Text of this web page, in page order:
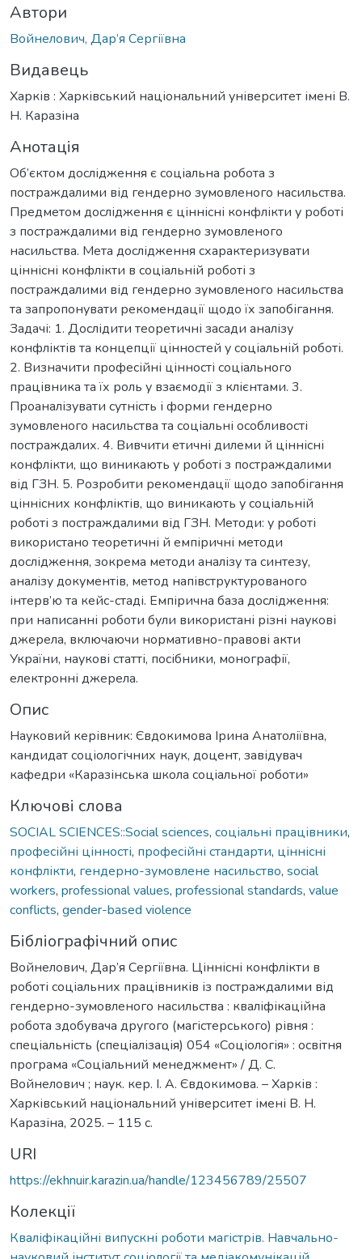
Автори
Войнелович, Дар’я Сергіївна
Видавець
Харків : Харківський національний університет імені В.
Н. Каразіна
Анотація
Об’єктом дослідження є соціальна робота з
постраждалими від гендерно зумовленого насильства.
Предметом дослідження є ціннісні конфлікти у роботі
з постраждалими від гендерно зумовленого
насильства. Мета дослідження схарактеризувати
ціннісні конфлікти в соціальній роботі з
постраждалими від гендерно зумовленого насильства
та запропонувати рекомендації щодо їх запобігання.
Задачі: 1. Дослідити теоретичні засади аналізу
конфліктів та концепції цінностей у соціальній роботі.
2. Визначити професійні цінності соціального
працівника та їх роль у взаємодії з клієнтами. 3.
Проаналізувати сутність і форми гендерно
зумовленого насильства та соціальні особливості
постраждалих. 4. Вивчити етичні дилеми й ціннісні
конфлікти, що виникають у роботі з постраждалими
від ГЗН. 5. Розробити рекомендації щодо запобігання
ціннісних конфліктів, що виникають у соціальній
роботі з постраждалими від ГЗН. Методи: у роботі
використано теоретичні й емпіричні методи
дослідження, зокрема методи аналізу та синтезу,
аналізу документів, метод напівструктурованого
інтерв’ю та кейс-стаді. Емпірична база дослідження:
при написанні роботи були використані різні наукові
джерела, включаючи нормативно-правові акти
України, наукові статті, посібники, монографії,
електронні джерела.
Опис
Науковий керівник: Євдокимова Ірина Анатоліївна,
кандидат соціологічних наук, доцент, завідувач
кафедри «Каразінська школа соціальної роботи»
Ключові слова
SOCIAL SCIENCES::Social sciences, соціальні працівники,
професійні цінності, професійні стандарти, ціннісні
конфлікти, гендерно-зумовлене насильство, social
workers, professional values, professional standards, value
conflicts, gender-based violence
Бібліографічний опис
Войнелович, Дар’я Сергіївна. Ціннісні конфлікти в
роботі соціальних працівників із постраждалими від
гендерно-зумовленого насильства : кваліфікаційна
робота здобувача другого (магістерського) рівня :
спеціальність (спеціалізація) 054 «Соціологія» : освітня
програма «Соціальний менеджмент» / Д. С.
Войнелович ; наук. кер. І. А. Євдокимова. – Харків :
Харківський національний університет імені В. Н.
Каразіна, 2025. – 115 с.
URI
https://ekhnuir.karazin.ua/handle/123456789/25507
Колекції
Кваліфікаційні випускні роботи магістрів. Навчально-